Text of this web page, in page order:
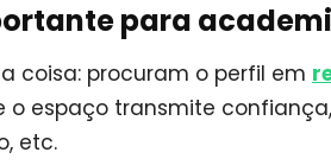
para
coisa: procuram o perfil em
o espaço transmite
etc.